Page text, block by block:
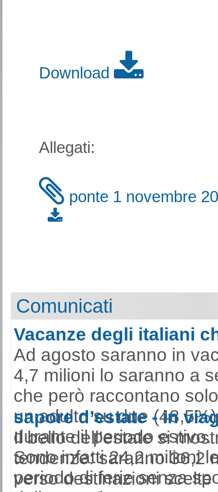
Download
Allegati:
ponte 1 novembre
Comunicati
Vacanze degli italiani
Ad agosto saranno in
4,7 milioni lo saranno a
che però raccontano
un adulto su due
durante il periodo estivo.
Sono infatti 24,2 milioni
periodo di ferie senza
sapore d’estate - in
Il bello dell’estate si
tendenze: saranno 36,2
verso destinazioni